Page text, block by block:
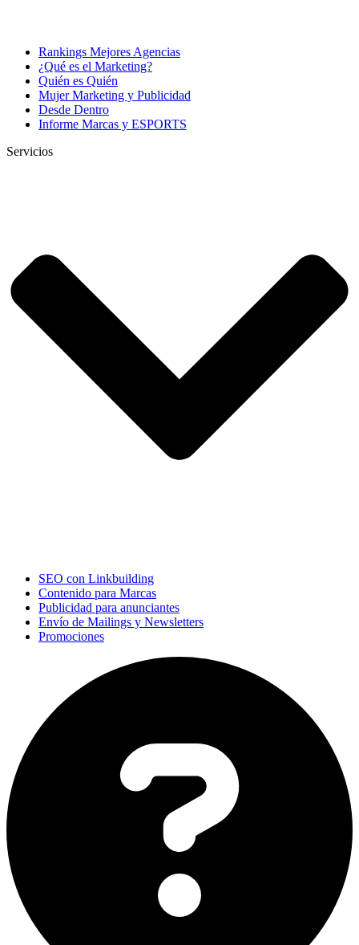
Rankings Mejores Agencias
¿Qué es el Marketing?
Quién es Quién
Mujer Marketing y Publicidad
Desde Dentro
Informe Marcas y ESPORTS
Servicios
SEO con Linkbuilding
Contenido para Marcas
Publicidad para anunciantes
Envío de Mailings y Newsletters
Promociones